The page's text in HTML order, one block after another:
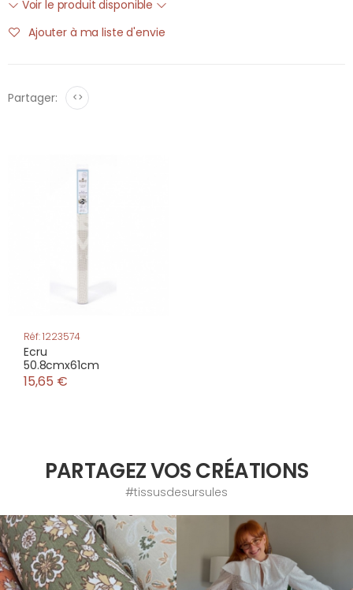
Voir le produit disponible
Ajouter à ma liste d'envie
Partager: <>
Réf: 1223574
Ecru
50.8cmx61cm
15,65 €
PARTAGEZ VOS CRÉATIONS
#tissusdesursules